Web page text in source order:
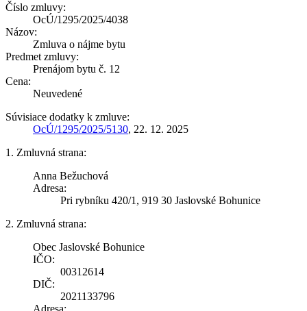
Číslo zmluvy:
OcÚ/1295/2025/4038
Názov:
Zmluva o nájme bytu
Predmet zmluvy:
Prenájom bytu č. 12
Cena:
Neuvedené
Súvisiace dodatky k zmluve:
OcÚ/1295/2025/5130, 22. 12. 2025
1. Zmluvná strana:
Anna Bežuchová
Adresa:
Pri rybníku 420/1, 919 30 Jaslovské Bohunice
2. Zmluvná strana:
Obec Jaslovské Bohunice
IČO:
00312614
DIČ:
2021133796
Adresa: